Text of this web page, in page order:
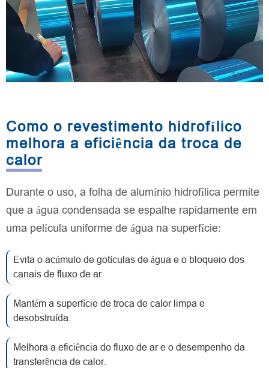
Como o revestimento hidrofílico
melhora a eficiência da troca de
calor
Durante o uso, a folha de alumínio hidrofílica permite
que a água condensada se espalhe rapidamente em
uma película uniforme de água na superfície:
Evita o acúmulo de gotículas de água e o bloqueio dos
canais de fluxo de ar.
Mantém a superfície de troca de calor limpa e
desobstruída.
Melhora a eficiência do fluxo de ar e o desempenho da
transferência de calor.